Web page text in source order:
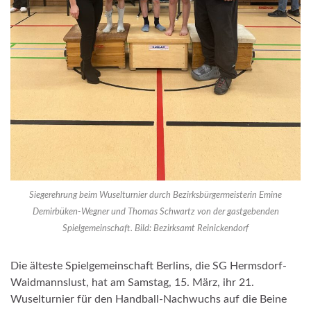
Siegerehrung beim Wuselturnier durch Bezirksbürgermeisterin Emine
Demirbüken-Wegner und Thomas Schwartz von der gastgebenden
Spielgemeinschaft. Bild: Bezirksamt Reinickendorf
Die älteste Spielgemeinschaft Berlins, die SG Hermsdorf-
Waidmannslust, hat am Samstag, 15. März, ihr 21.
Wuselturnier für den Handball-Nachwuchs auf die Beine